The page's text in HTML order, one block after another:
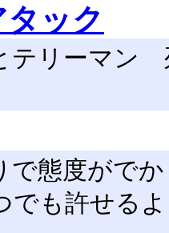
ック
テリーマン
で態度がで
でも許せる